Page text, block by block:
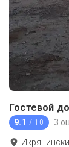
Гостевой
9.1 / 10 3